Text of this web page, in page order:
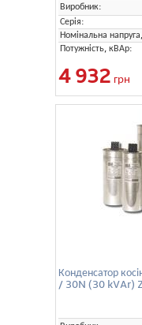
Виробник:
Серія:
Номінальна
Потужність, кВАр:
4 932 грн
Конденсатор
/ 30N (30 kVAr)